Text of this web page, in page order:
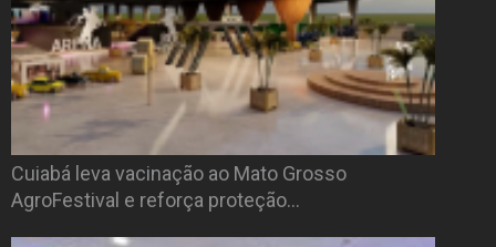
Cuiabá leva vacinação ao Mato Grosso
AgroFestival e reforça proteção…